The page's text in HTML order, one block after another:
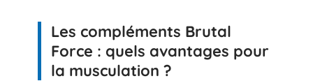
Les compléments Brutal
Force : quels avantages pour
la musculation ?